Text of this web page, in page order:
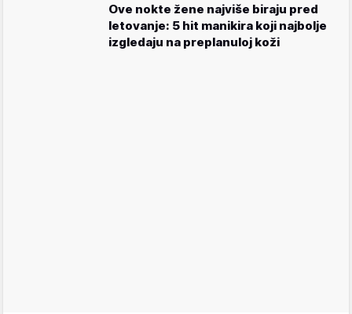
Ove nokte žene najviše biraju pred
letovanje: 5 hit manikira koji najbolje
izgledaju na preplanuloj koži